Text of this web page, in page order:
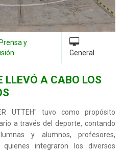
y
General
LLEVÓ A CABO LOS
UTTEH" tuvo como propósito
a través del deporte, contando
y alumnos, profesores,
integraron los diversos